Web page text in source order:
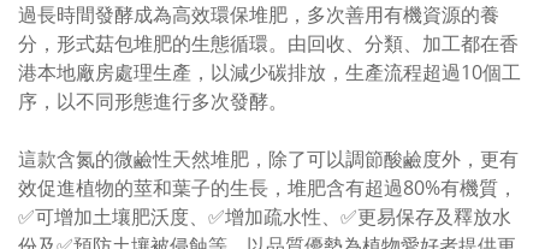
過長時間發酵成為高效環保堆肥，多次善用有機資源的養
分，形式菇包堆肥的生態循環。由回收、分類、加工都在香
港本地廠房處理生產，以減少碳排放，生產流程超過10個工
序，以不同形態進行多次發酵。
這款含氮的微鹼性天然堆肥，除了可以調節酸鹼度外，更有
效促進植物的莖和葉子的生長，堆肥含有超過80%有機質，
✅可增加土壤肥沃度、✅增加疏水性、✅更易保存及釋放水